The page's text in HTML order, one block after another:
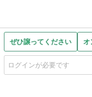
ぜひ譲ってください オ